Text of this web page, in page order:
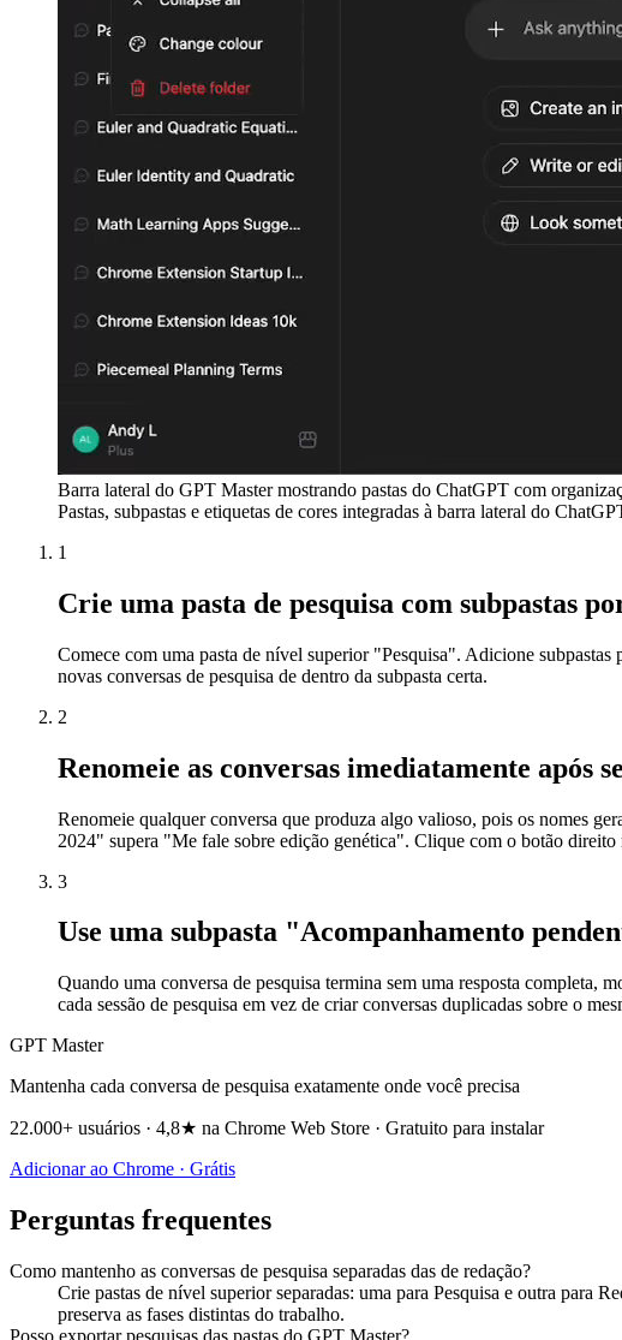
Barra lateral do GPT Master mostrando pastas do ChatGPT com
Pastas, subpastas e etiquetas de cores integradas à barra lateral do
1
Crie uma pasta de pesquisa com subpastas
Comece com uma pasta de nível superior "Pesquisa". Adicione
novas conversas de pesquisa de dentro da subpasta certa.
2
Renomeie as conversas imediatamente após
Renomeie qualquer conversa que produza algo valioso, pois os nomes
2024" supera "Me fale sobre edição genética". Clique com o botão direito
3
Use uma subpasta "Acompanhamento
Quando uma conversa de pesquisa termina sem uma resposta completa,
cada sessão de pesquisa em vez de criar conversas duplicadas sobre o
GPT Master
Mantenha cada conversa de pesquisa exatamente onde você precisa
22.000+ usuários · 4,8★ na Chrome Web Store · Gratuito para instalar
Adicionar ao Chrome · Grátis
Perguntas frequentes
Como mantenho as conversas de pesquisa separadas das de redação?
Crie pastas de nível superior separadas: uma para Pesquisa e outra para
preserva as fases distintas do trabalho.